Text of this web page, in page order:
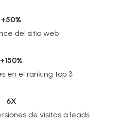
+50%
del sitio web
+150%
en el ranking top 3
6X
de visitas a leads